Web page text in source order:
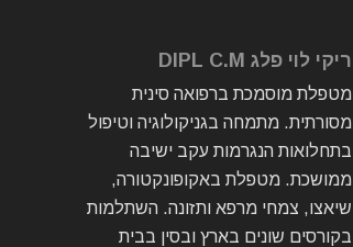
ריקי לוי פלג DIPL C.M
מטפלת מוסמכת ברפואה סינית
מסורתית. מתמחה בגניקולוגיה וטיפול
בתחלואות הנגרמות עקב ישיבה
ממושכת. מטפלת באקופונקטורה,
שיאצו, צמחי מרפא ותזונה. השתלמות
בקורסים שונים בארץ ובסין בבית